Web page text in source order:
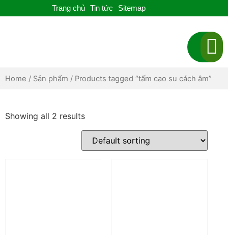
Trang chủ Tin tức Sitemap
Home / Sản phẩm / Products tagged “tấm cao su cách âm”
Showing all 2 results